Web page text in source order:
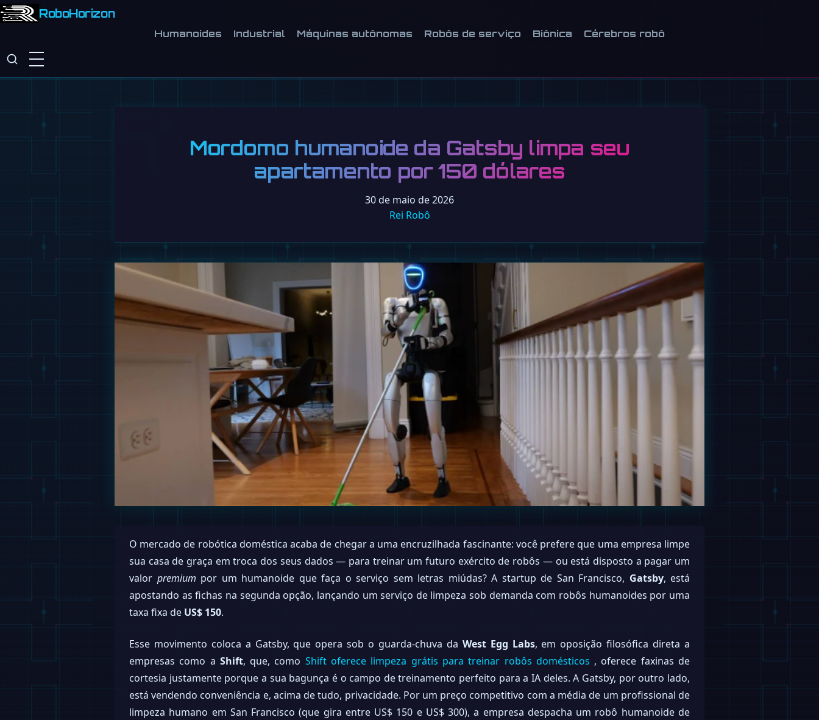
RoboHorizon
Humanoides Industrial Máquinas autônomas Robôs de serviço Biônica Cérebros robô
Mordomo humanoide da Gatsby limpa seu
apartamento por 150 dólares
30 de maio de 2026
Rei Robô
O mercado de robótica doméstica acaba de chegar a uma encruzilhada fascinante: você prefere que uma empresa limpe
sua casa de graça em troca dos seus dados — para treinar um futuro exército de robôs — ou está disposto a pagar um
valor premium por um humanoide que faça o serviço sem letras miúdas? A startup de San Francisco, Gatsby, está
apostando as fichas na segunda opção, lançando um serviço de limpeza sob demanda com robôs humanoides por uma
taxa fixa de US$ 150.
Esse movimento coloca a Gatsby, que opera sob o guarda-chuva da West Egg Labs, em oposição filosófica direta a
empresas como a Shift, que, como Shift oferece limpeza grátis para treinar robôs domésticos , oferece faxinas de
cortesia justamente porque a sua bagunça é o campo de treinamento perfeito para a IA deles. A Gatsby, por outro lado,
está vendendo conveniência e, acima de tudo, privacidade. Por um preço competitivo com a média de um profissional de
limpeza humano em San Francisco (que gira entre US$ 150 e US$ 300), a empresa despacha um robô humanoide de